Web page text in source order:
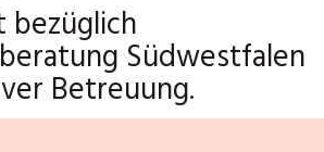
bezüglich
Südwestfalen
Betreuung.